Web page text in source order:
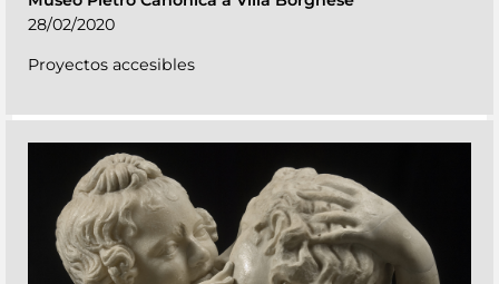
28/02/2020
Proyectos accesibles